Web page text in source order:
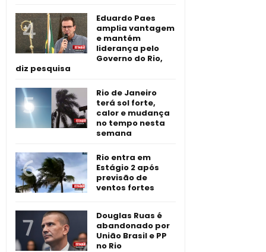
Eduardo Paes
amplia vantagem
e mantém
liderança pelo
Governo do Rio,
diz pesquisa
Rio de Janeiro
terá sol forte,
calor e mudança
no tempo nesta
semana
Rio entra em
Estágio 2 após
previsão de
ventos fortes
Douglas Ruas é
abandonado por
União Brasil e PP
no Rio